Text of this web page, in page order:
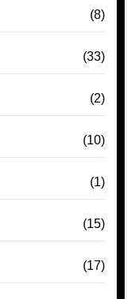
(8)
(33)
(2)
(10)
(1)
(15)
(17)